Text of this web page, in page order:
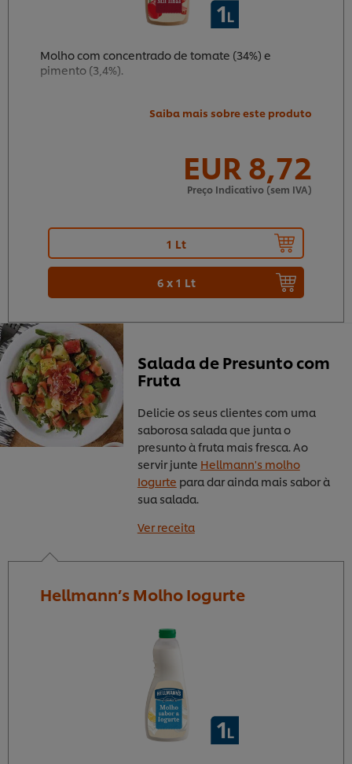
Molho com concentrado de tomate (34%) e
pimento (3,4%).
Saiba mais sobre este produto
EUR 8,72
Preço Indicativo (sem IVA)
1 Lt
6 x 1 Lt
Salada de Presunto com
Fruta
Delicie os seus clientes com uma
saborosa salada que junta o
presunto à fruta mais fresca. Ao
servir junte Hellmann's molho
Iogurte para dar ainda mais sabor à
sua salada.
Ver receita
Hellmann’s Molho Iogurte